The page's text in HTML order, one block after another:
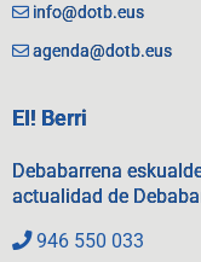
info@dotb.eus
agenda@dotb.eus
EI! Berri
Debabarrena
actualidad de
946 550 033